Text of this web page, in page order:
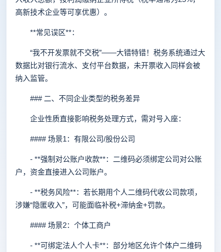
高新技术企业等可享优惠）。
**常见误区**：
“我不开发票就不交税”——大错特错！税务系统通过大
数据比对银行流水、支付平台数据，未开票收入同样会被
纳入监管。
### 二、不同企业类型的税务差异
企业性质直接影响税务处理方式，需对号入座：
#### 场景1：有限公司/股份公司
- **强制对公账户收款**：二维码必须绑定公司对公账
户，资金直接进入公司账户。
- **税务风险**：若长期用个人二维码代收公司款项，
涉嫌“隐匿收入”，可能面临补税+滞纳金+罚款。
#### 场景2：个体工商户
- **可绑定法人个人卡**：部分地区允许个体户二维码